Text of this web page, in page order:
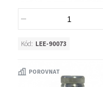
Kód: LEE-90073
POROVNAT